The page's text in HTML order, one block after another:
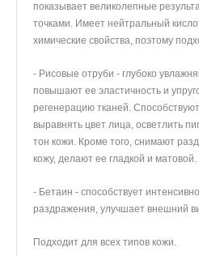
показывает великолепные
точками. Имеет нейтральный
химические свойства, поэтому
- Рисовые отруби - глубоко
повышают ее эластичность и
регенерацию тканей.
выравнять цвет лица, осветлить
тон кожи. Кроме того, снимают
кожу, делают ее гладкой и матовой.
- Бетаин - способствует
раздражения, улучшает внешний
Подходит для всех типов кожи.